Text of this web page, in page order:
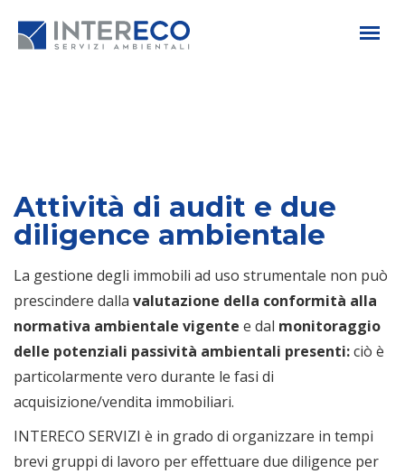
Attività di audit e due
diligence ambientale
La gestione degli immobili ad uso strumentale non può
prescindere dalla valutazione della conformità alla
normativa ambientale vigente e dal monitoraggio
delle potenziali passività ambientali presenti:ciò è
particolarmente vero durante le fasi di
acquisizione/vendita immobiliari.
INTERECO SERVIZI è in grado di organizzare in tempi
brevi gruppi di lavoro per effettuare due diligence per